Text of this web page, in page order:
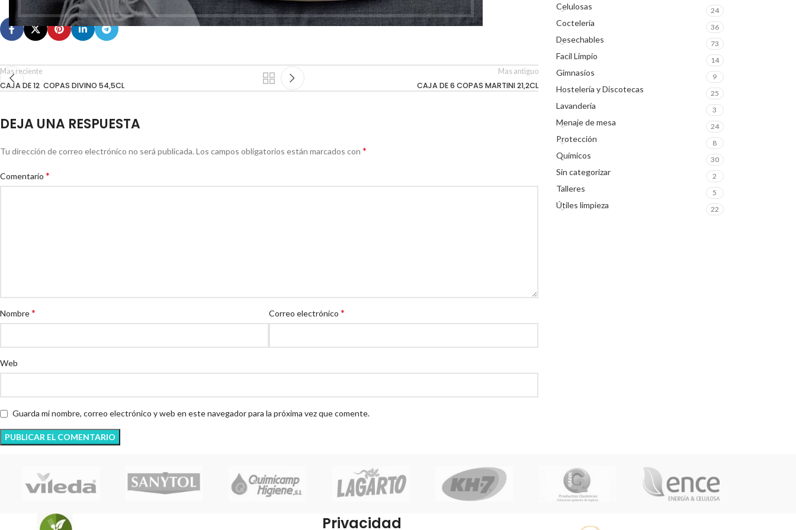
Mas reciente
CAJA DE 12 COPAS DIVINO 54,5CL
Mas antiguo
CAJA DE 6 COPAS MARTINI 21,2CL
DEJA UNA RESPUESTA
Tu dirección de correo electrónico no será publicada. Los campos obligatorios están marcados con *
Comentario *
Nombre* Correo electrónico*
Web
Guarda mi nombre, correo electrónico y web en este navegador para la próxima vez que comente.
Celulosas 24
Coctelería 36
Desechables 73
Facil Limpio 14
Gimnasios 9
Hostelería y Discotecas 25
Lavandería 3
Menaje de mesa 24
Protección 8
Químicos 30
Sin categorizar 2
Talleres 5
Útiles limpieza 22
Privacidad